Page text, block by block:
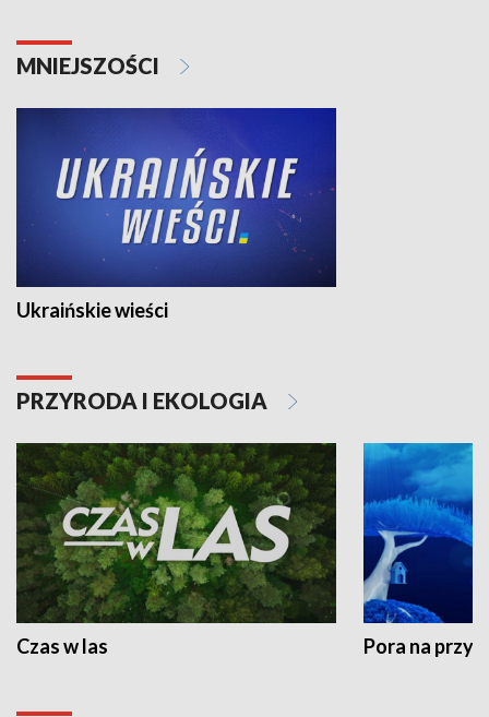
MNIEJSZOŚCI
Ukraińskie wieści
PRZYRODA I EKOLOGIA
Czas w las Pora na